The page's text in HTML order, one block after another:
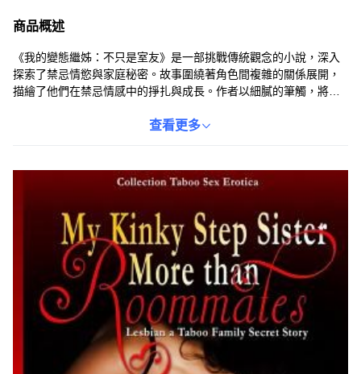
商品概述
《我的變態繼姊：不只是室友》是一部挑戰傳統觀念的小說，深入
探索了禁忌情慾與家庭秘密。故事圍繞著角色間複雜的關係展開，
描繪了他們在禁忌情感中的掙扎與成長。作者以細膩的筆觸，將角
爭議卻又引人入勝的世界。這部作品不僅僅是一部情色小說，更是
查看更多